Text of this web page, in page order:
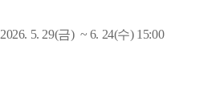
2026. 5. 29(금) ~ 6. 24(수) 15:00